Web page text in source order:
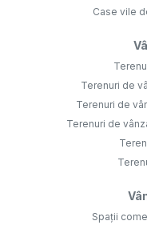
Case vile
Terenuri de
Terenuri de
Terenuri de
Spații